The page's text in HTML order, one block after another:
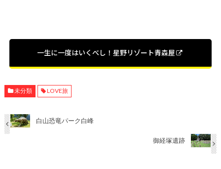
一生に一度はいくべし！星野リゾート青森屋
未分類 LOVE旅
白山恐竜パーク白峰
御経塚遺跡